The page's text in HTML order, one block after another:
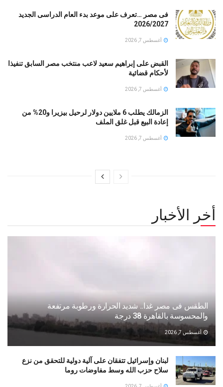
فى مصر …تعرف على موعد بدء العام الدراسى الجديد
2026/2027
أغسطس 7, 2026
القبض على إبراهيم سعيد لاعب منتخب مصر السابق تنفيذا
لأحكام قضائية
أغسطس 7, 2026
الزمالك يطلب 6 ملايين دولار لرحيل بيزيرا و20% من
إعادة البيع قبل غلق الملف
أغسطس 7, 2026
أخر الأخبار
الطقس فى مصر غدا.. شديد الحرارة ورطوبة مرتفعة
والمحسوسة بالقاهرة 38 درجة
أغسطس 7, 2026
لبنان وإسرائيل تتفقان على آلية دولية للتحقق من نزع
سلاح حزب الله وسط مفاوضات روما